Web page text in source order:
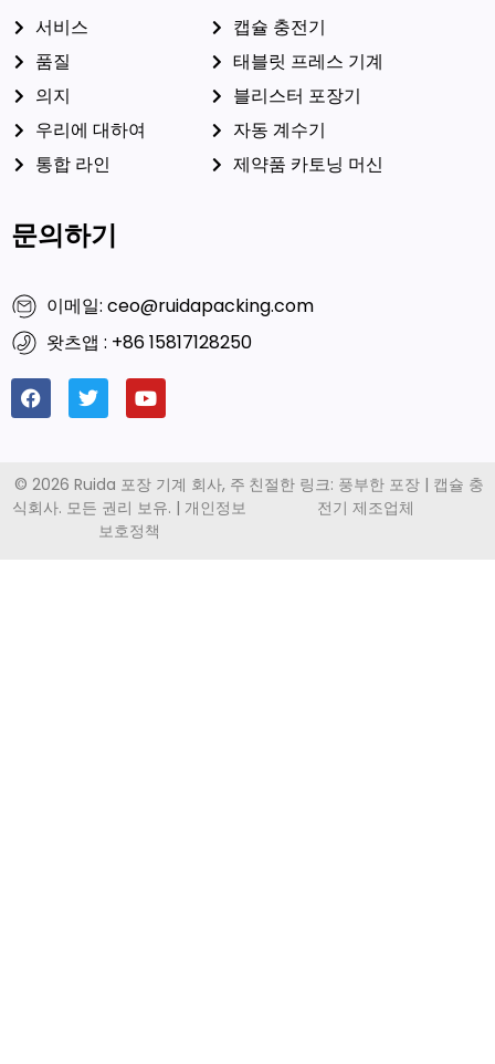
서비스
품질
의지
우리에 대하여
통합 라인
캡슐 충전기
태블릿 프레스 기계
블리스터 포장기
자동 계수기
제약품 카토닝 머신
문의하기
이메일: ceo@ruidapacking.com
왓츠앱 : +86 15817128250
© 2026 Ruida 포장 기계 회사, 주
식회사. 모든 권리 보유. | 개인정보
보호정책
친절한 링크: 풍부한 포장| 캡슐 충
전기 제조업체